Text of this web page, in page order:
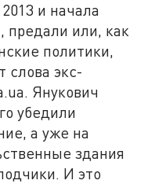
и начала
предали или, как
политики,
слова экс-
Янукович
убедили
а уже на
здания
И это